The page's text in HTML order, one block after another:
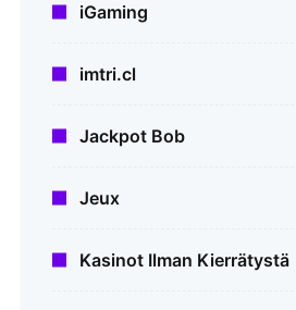
iGaming
imtri.cl
Jackpot Bob
Jeux
Kasinot Ilman Kierrätystä